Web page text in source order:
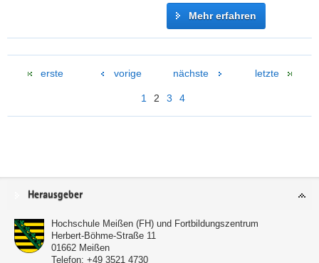
r
t
z
Mehr erfahren
o
f
P
e
erste vorige
1 2 3 4
nächste letzte
Service
Herausgeber
Hochschule Meißen (FH) und Fortbildungszentrum
Herbert-Böhme-Straße 11
01662 Meißen
Telefon: +49 3521 4730